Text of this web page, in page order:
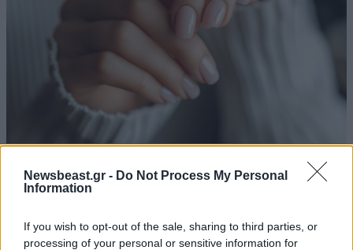
Newsbeast.gr - Do Not Process My Personal
Information
If you wish to opt-out of the sale, sharing to third parties, or
processing of your personal or sensitive information for
μανικιούρ που δείχνει πάντα κομψό